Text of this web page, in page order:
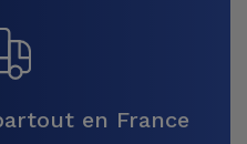
en France